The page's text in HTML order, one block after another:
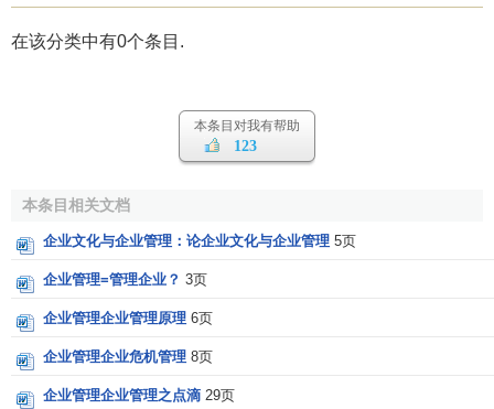
在该分类中有0个条目.
本条目对我有帮助
123
本条目相关文档
企业文化与企业管理：论企业文化与企业管理 5页
企业管理=管理企业？ 3页
企业管理企业管理原理 6页
企业管理企业危机管理 8页
企业管理企业管理之点滴 29页